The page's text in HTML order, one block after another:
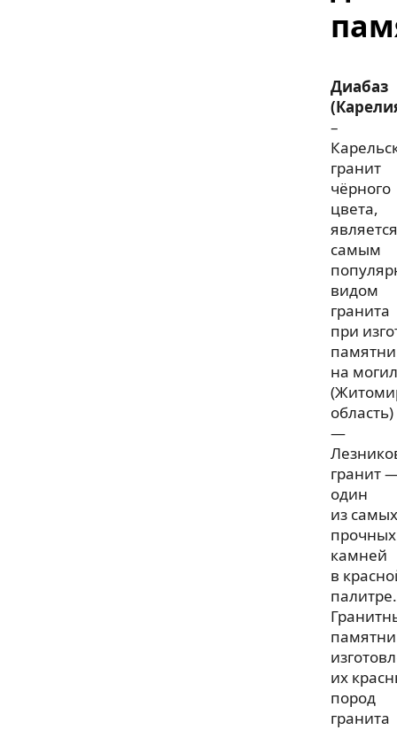
Диабаз
–
гранит
чёрного
цвета,
является
самым
видом
гранита
при
на
область)
—
гранит
один
из самых
прочных
камней
в
палитре.
их
пород
гранита